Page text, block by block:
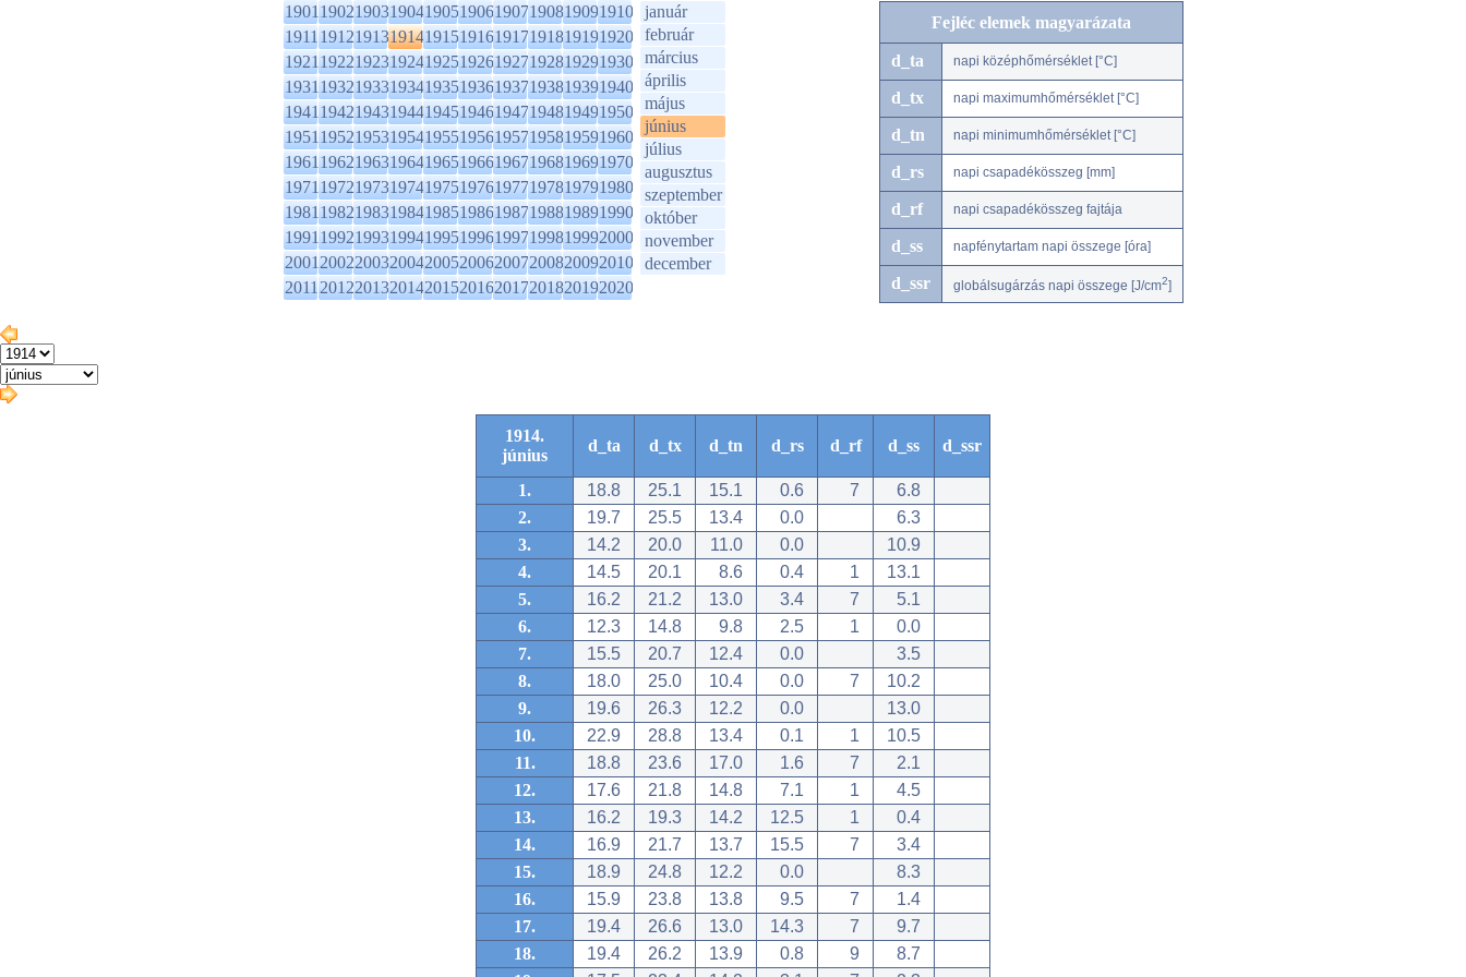
1901190219031904190519061907190819091910
1911191219131914191519161917191819191920
1921192219231924192519261927192819291930
1931193219331934193519361937193819391940
1941194219431944194519461947194819491950
1951195219531954195519561957195819591960
1961196219631964196519661967196819691970
1971197219731974197519761977197819791980
1981198219831984198519861987198819891990
1991199219931994199519961997199819992000
2001200220032004200520062007200820092010
2011201220132014201520162017201820192020
január
február
március
április
május
június
július
augusztus
szeptember
október
november
december
Fejléc elemek magyarázata
d_ta napi középhőmérséklet [°C]
d_tx napi maximumhőmérséklet [°C]
d_tn napi minimumhőmérséklet [°C]
d_rs napi csapadékösszeg [mm]
d_rf napi csapadékösszeg fajtája
d_ss napfénytartam napi összege [óra]
d_ssr globálsugárzás napi összege [J/cm2]
1914.
június
d_ta d_tx d_tn d_rs d_rf d_ss d_ssr
1. 18.8 25.1 15.1 0.6 7
6.8
2.
19.7 25.5 13.4 0.0
6.3
3.
14.2 20.0 11.0 0.0
10.9
4.
14.5 20.1 8.6 0.4 1
13.1
5.
16.2 21.2 13.0 3.4 7
5.1
6.
12.3 14.8 9.8 2.5 1
0.0
7.
15.5 20.7 12.4 0.0
3.5
8.
18.0 25.0 10.4 0.0 7
10.2
9.
19.6 26.3 12.2 0.0
13.0
10.
22.9 28.8 13.4 0.1 1
10.5
11.
18.8 23.6 17.0 1.6 7
2.1
12.
17.6 21.8 14.8 7.1 1
4.5
13.
16.2 19.3 14.2 12.5 1
0.4
14.
16.9 21.7 13.7 15.5 7
3.4
15.
18.9 24.8 12.2 0.0
8.3
16.
15.9 23.8 13.8 9.5 7
1.4
17.
19.4 26.6 13.0 14.3 7
9.7
18.
19.4 26.2 13.9 0.8 9
8.7